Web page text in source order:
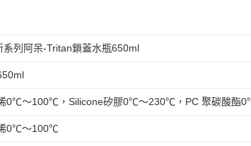
系列阿呆-Tritan鎖蓋水瓶650ml
0℃～100℃，Silicone矽膠0℃～230℃，PC 聚碳酸酯
0℃～100℃